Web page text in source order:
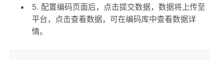
5. 配置编码页面后，点击提交数据，数据将上传至
平台，点击查看数据，可在编码库中查看数据详
情。